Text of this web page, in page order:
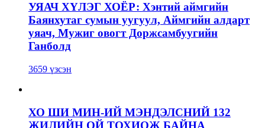
УЯАЧ ХҮЛЭГ ХОЁР: Хэнтий аймгийн
Баянхутаг сумын уугуул, Аймгийн алдарт
уяач, Мужиг овогт Доржсамбуугийн
Ганболд
3659 үзсэн
ХО ШИ МИН-ИЙ МЭНДЭЛСНИЙ 132
ЖИЛИЙН ОЙ ТОХИОЖ БАЙНА